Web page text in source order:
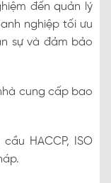
đến quản lý
nghiệp tối ưu
sự và đảm bảo
cung cấp bao
HACCP, ISO